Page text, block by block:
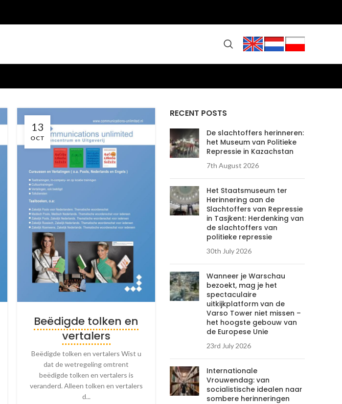
13
OCT
Beëdigde tolken en
vertalers
Beëdigde tolken en vertalers Wist u
dat de wetregeling omtrent
beëdigde tolken en vertalers is
veranderd. Alleen tolken en vertalers
d...
RECENT POSTS
De slachtoffers herinneren:
het Museum van Politieke
Repressie in Kazachstan
7th August 2026
Het Staatsmuseum ter
Herinnering aan de
Slachtoffers van Repressie
in Tasjkent: Herdenking van
de slachtoffers van
politieke repressie
30th July 2026
Wanneer je Warschau
bezoekt, mag je het
spectaculaire
uitkijkplatform van de
Varso Tower niet missen –
het hoogste gebouw van
de Europese Unie
23rd July 2026
Internationale
Vrouwendag: van
socialistische idealen naar
sombere herinneringen